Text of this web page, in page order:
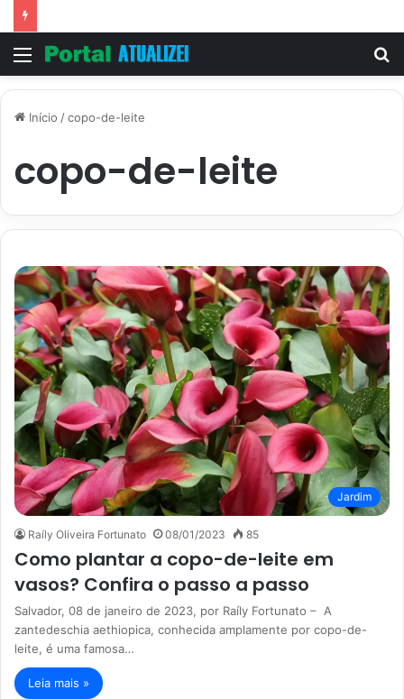
Menu
Início /copo-de-leite
copo-de-leite
Jardim
Raíly Oliveira Fortunato 08/01/2023 85
Como plantar a copo-de-leite em
vasos? Confira o passo a passo
Salvador, 08 de janeiro de 2023, por Raíly Fortunato – A
zantedeschia aethiopica, conhecida amplamente por copo-de-
leite, é uma famosa…
Leia mais »